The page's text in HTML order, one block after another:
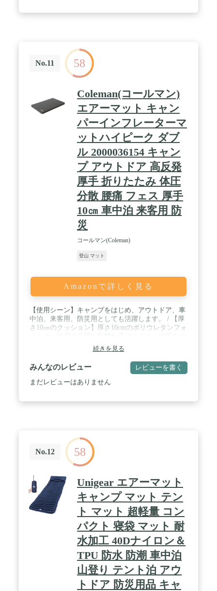
No.11 58
Coleman(コールマン)
エアーマット キャン
パーインフレーターマ
ットハイピーク ダブ
ル 2000036154 キャン
プ アウトドア 高反発
厚手 折りたたみ 体圧
分散 腰痛 フェス 厚手
10㎝ 車中泊 来客用 防
災
コールマン(Coleman)
登山 マット
Amazonで詳しく見る
【使用シーン】キャンプをはじめ、アウトドア、車
中泊、来客用、防災用としても活躍します。 / 【厚
さ10㎝のクッション】厚さ10cmのポリウレタンフォ
散して身体を支えてくれるので、敷布団やベッドよ
うに快適に眠ることができます。また、地面からの
冷気も伝わりにくくなりますので、寒い時期のキャ
ンプでも安心して眠ることができます。 / 【自動膨
張式マット】使用時には、バルブを全開にすること
別売りのモバイルポンプを使用することで、より簡
単に空気を入れたり抜いたりすることができます。
続きを見る
みんなのレビュー レビューを書く
まだレビューはありません
No.12 58
Unigear エアーマット
キャンプ マット テン
ト マット 超軽量 コン
パクト 寝袋 マット 耐
水加工 40Dナイロン＆
TPU 防水 防潮 車中泊
山登り テント泊 アウ
トドア 防災用品 キャ